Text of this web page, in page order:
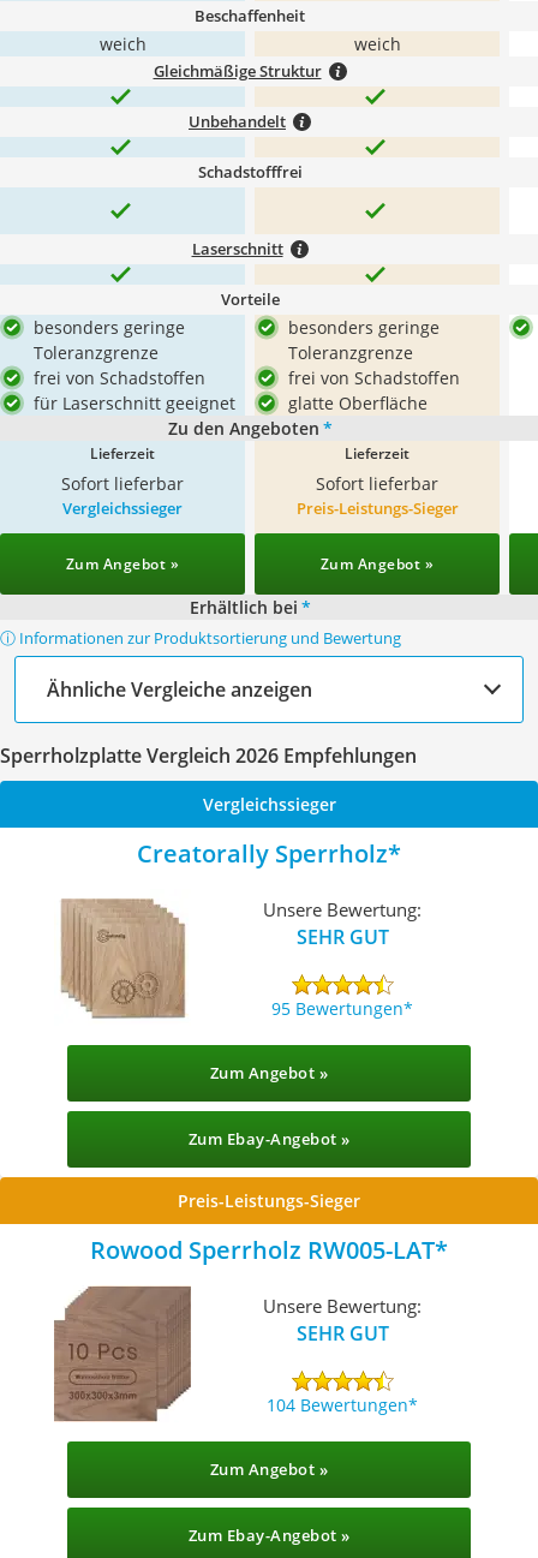
Beschaffenheit
weich weich
Gleichmäßige Struktur
Unbehandelt
Schadstofffrei
Laserschnitt
Vorteile
besonders geringe
Toleranzgrenze
frei von Schadstoffen
für Laserschnitt geeignet
besonders geringe
Toleranzgrenze
frei von Schadstoffen
glatte Oberfläche
Zu den Angeboten *
Lieferzeit
Sofort lieferbar
Lieferzeit
Sofort lieferbar
Vergleichssieger
Zum Angebot »
Preis-Leistungs-Sieger
Zum Angebot »
Erhältlich bei *
ⓘ Informationen zur Produktsortierung und Bewertung
Ähnliche Vergleiche anzeigen
Sperrholzplatte Vergleich 2026 Empfehlungen
Vergleichssieger
Creatorally Sperrholz
Unsere Bewertung:
SEHR GUT
95 Bewertungen
Zum Angebot »
Zum Ebay-Angebot »
Preis-Leistungs-Sieger
Rowood Sperrholz RW005-LAT
Unsere Bewertung:
SEHR GUT
104 Bewertungen
Zum Angebot »
Zum Ebay-Angebot »